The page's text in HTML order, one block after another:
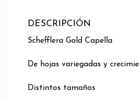
DESCRIPCIÓN
Schefflera Gold Capella
De hojas variegadas y
Distintos tamaños